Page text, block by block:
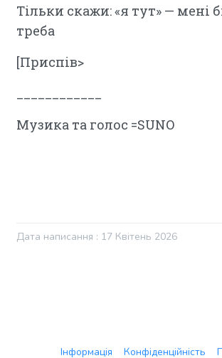
Тільки скажи: «я тут» — мені
треба
[Приспів>
Музика та голос =SUNO
Дата написання : 17 Квітень 2026
Інформація Конфіденційність